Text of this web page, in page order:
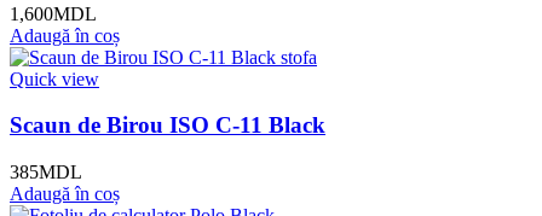
1,600MDL
Adaugă în coș
Quick view
Scaun de Birou ISO C-11 Black
385MDL
Adaugă în coș